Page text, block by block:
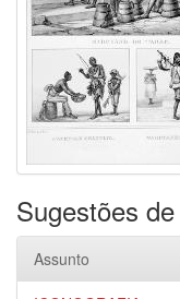
Sugestões
Assunto